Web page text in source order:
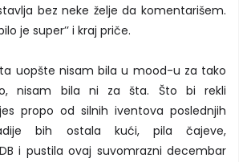
bez neke želje da komentarišem.
je super’’ i kraj priče.
uopšte nisam bila u mood-u za tako
nisam bila ni za šta. Što bi rekli
propo od silnih iventova poslednjih
bih ostala kući, pila čajeve,
i pustila ovaj suvomrazni decembar